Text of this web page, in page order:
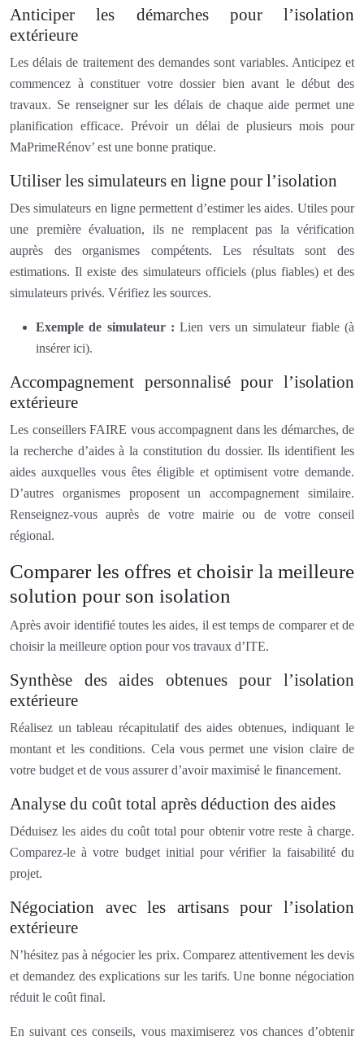
Anticiper les démarches pour l’isolation
extérieure
Les délais de traitement des demandes sont variables. Anticipez et
commencez à constituer votre dossier bien avant le début des
travaux. Se renseigner sur les délais de chaque aide permet une
planification efficace. Prévoir un délai de plusieurs mois pour
MaPrimeRénov’ est une bonne pratique.
Utiliser les simulateurs en ligne pour l’isolation
Des simulateurs en ligne permettent d’estimer les aides. Utiles pour
une première évaluation, ils ne remplacent pas la vérification
auprès des organismes compétents. Les résultats sont des
estimations. Il existe des simulateurs officiels (plus fiables) et des
simulateurs privés. Vérifiez les sources.
Exemple de simulateur :Lien vers un simulateur fiable (à
insérer ici).
Accompagnement personnalisé pour l’isolation
extérieure
Les conseillers FAIRE vous accompagnent dans les démarches, de
la recherche d’aides à la constitution du dossier. Ils identifient les
aides auxquelles vous êtes éligible et optimisent votre demande.
D’autres organismes proposent un accompagnement similaire.
Renseignez-vous auprès de votre mairie ou de votre conseil
régional.
Comparer les offres et choisir la meilleure
solution pour son isolation
Après avoir identifié toutes les aides, il est temps de comparer et de
choisir la meilleure option pour vos travaux d’ITE.
Synthèse des aides obtenues pour l’isolation
extérieure
Réalisez un tableau récapitulatif des aides obtenues, indiquant le
montant et les conditions. Cela vous permet une vision claire de
votre budget et de vous assurer d’avoir maximisé le financement.
Analyse du coût total après déduction des aides
Déduisez les aides du coût total pour obtenir votre reste à charge.
Comparez-le à votre budget initial pour vérifier la faisabilité du
projet.
Négociation avec les artisans pour l’isolation
extérieure
N’hésitez pas à négocier les prix. Comparez attentivement les devis
et demandez des explications sur les tarifs. Une bonne négociation
réduit le coût final.
En suivant ces conseils, vous maximiserez vos chances d’obtenir